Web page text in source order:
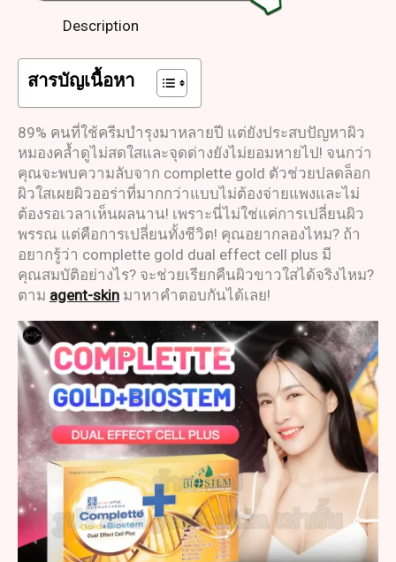
Description
สารบัญเนื้อหา
89% คนที่ใช้ครีมบำรุงมาหลายปี แต่ยังประสบปัญหาผิว
หมองคล้ำดูไม่สดใสและจุดด่างยังไม่ยอมหายไป! จนกว่า
คุณจะพบความลับจาก complette gold ตัวช่วยปลดล็อก
ผิวใสเผยผิวออร่าที่มากกว่าแบบไม่ต้องจ่ายแพงและไม่
ต้องรอเวลาเห็นผลนาน! เพราะนี่ไม่ใช่แค่การเปลี่ยนผิว
พรรณ แต่คือการเปลี่ยนทั้งชีวิต! คุณอยากลองไหม? ถ้า
อยากรู้ว่า complette gold dual effect cell plus มี
คุณสมบัติอย่างไร? จะช่วยเรียกคืนผิวขาวใสได้จริงไหม?
ตาม agent-skin มาหาคำตอบกันได้เลย!